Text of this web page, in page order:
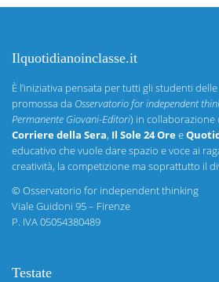
Ilquotidianoinclasse.it
È l’iniziativa pensata per tutti gli studenti
promossa da Osservatorio for independent
Permanente Giovani-Editori) in collaborazione
Corriere della Sera, Il Sole 24 Oree
educativo che vuole dare spazio e voce ai
creatività, la competizione ma soprattutto il
©Osservatorio for independent thinking
Viale Guidoni 95 – Firenze
P. IVA 05054380489
Testate